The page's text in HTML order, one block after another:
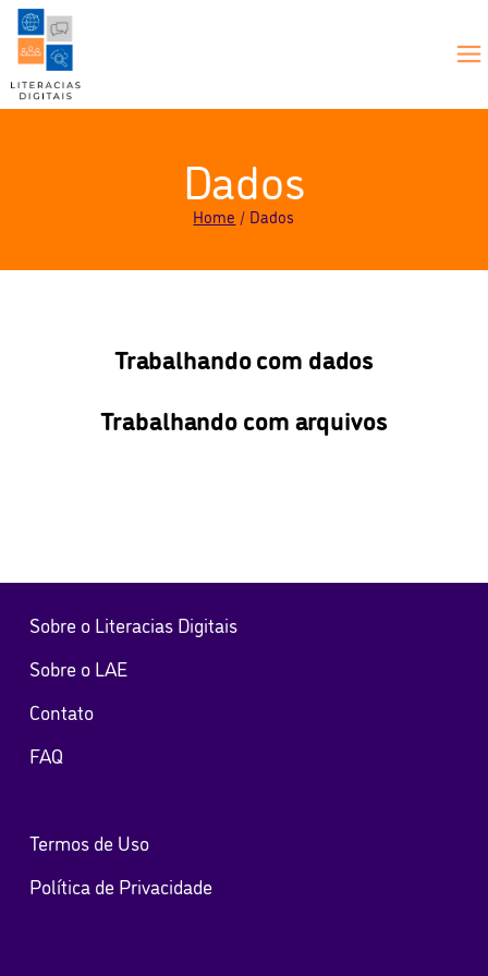
Dados
Home Dados
Trabalhando com dados
Trabalhando com arquivos
Sobre o Literacias Digitais
Sobre o LAE
Contato
FAQ
Termos de Uso
Política de Privacidade